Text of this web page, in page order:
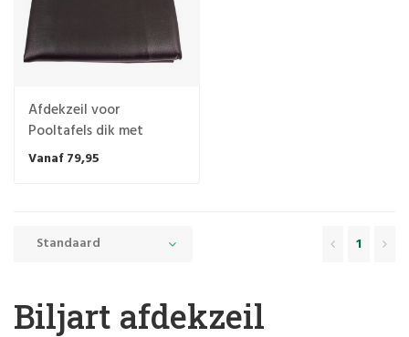
Afdekzeil voor
Pooltafels dik met
gestikte hoeken. Zwart
Vanaf 79,95
Standaard 1
Biljart afdekzeil